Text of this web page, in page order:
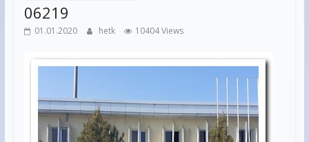
06219
01.01.2020 hetk 10404 Views